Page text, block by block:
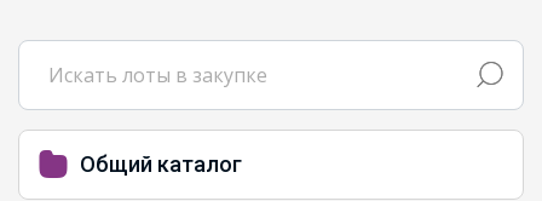
Общий каталог